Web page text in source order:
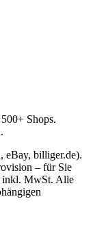
Shops.
eBay, billiger.de).
– für Sie
inkl. MwSt. Alle